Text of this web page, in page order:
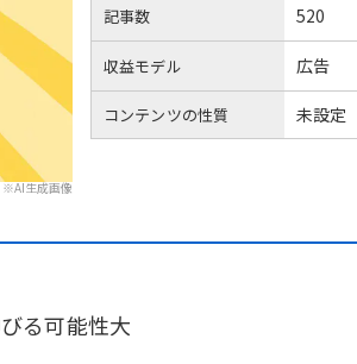
※AI生成画像
記事数 520
収益モデル 広告
コンテンツの性質 未設定
る可能性大